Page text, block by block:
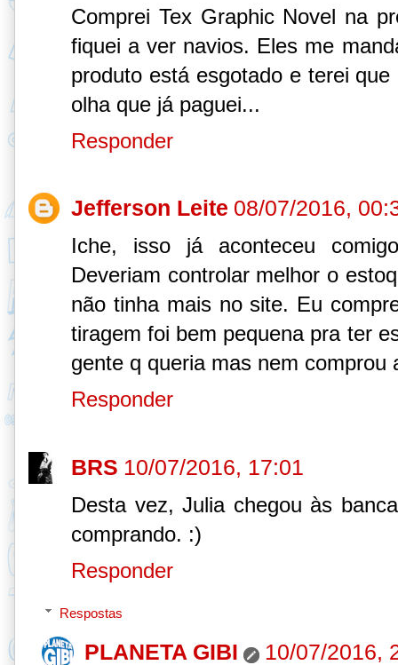
Comprei Tex Graphic Novel na
fiquei a ver navios. Eles me
produto está esgotado e terei
olha que já paguei...
Responder
Jefferson Leite 08/07/2016,
Iche, isso já aconteceu
Deveriam controlar melhor o
não tinha mais no site. Eu
tiragem foi bem pequena pra ter
gente q queria mas nem comprou
Responder
BRS 10/07/2016, 17:01
Desta vez, Julia chegou às
comprando. :)
Responder
Respostas
PLANETA GIBI 10/07/2016,